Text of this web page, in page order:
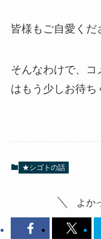
皆様もご自愛くだ
そんなわけで、
はもう少しお待ち
★シゴトの話
よか